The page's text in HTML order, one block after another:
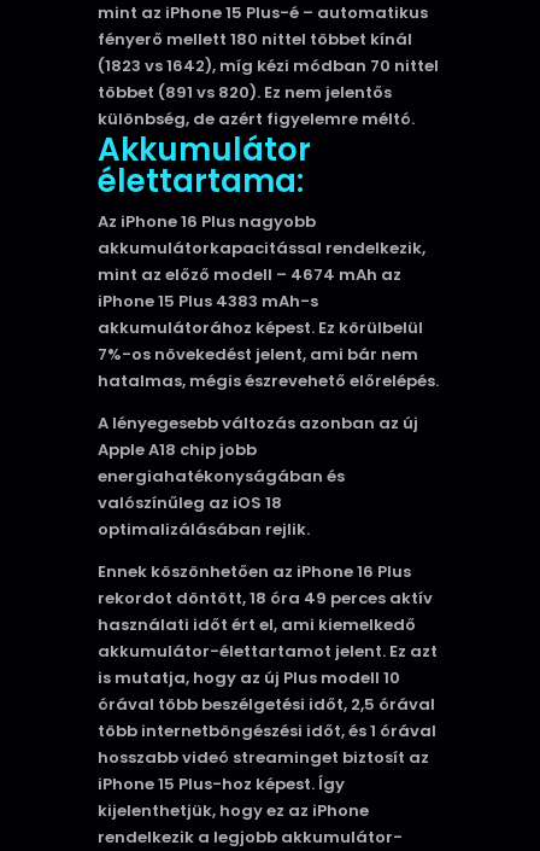
mint az iPhone 15 Plus-é – automatikus
fényerő mellett 180 nittel többet kínál
(1823 vs 1642), míg kézi módban 70 nittel
többet (891 vs 820). Ez nem jelentős
különbség, de azért figyelemre méltó.
Akkumulátor
élettartama:
Az iPhone 16 Plus nagyobb
akkumulátorkapacitással rendelkezik,
mint az előző modell – 4674 mAh az
iPhone 15 Plus 4383 mAh-s
akkumulátorához képest. Ez körülbelül
7%-os növekedést jelent, ami bár nem
hatalmas, mégis észrevehető előrelépés.
A lényegesebb változás azonban az új
Apple A18 chip jobb
energiahatékonyságában és
valószínűleg az iOS 18
optimalizálásában rejlik.
Ennek köszönhetően az iPhone 16 Plus
rekordot döntött, 18 óra 49 perces aktív
használati időt ért el, ami kiemelkedő
akkumulátor-élettartamot jelent. Ez azt
is mutatja, hogy az új Plus modell 10
órával több beszélgetési időt, 2,5 órával
több internetböngészési időt, és 1 órával
hosszabb videó streaminget biztosít az
iPhone 15 Plus-hoz képest. Így
kijelenthetjük, hogy ez az iPhone
rendelkezik a legjobb akkumulátor-